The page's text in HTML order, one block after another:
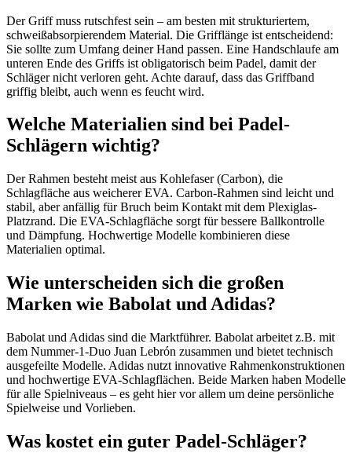
Der Griff muss rutschfest sein – am besten mit strukturiertem,
schweißabsorpierendem Material. Die Grifflänge ist entscheidend:
Sie sollte zum Umfang deiner Hand passen. Eine Handschlaufe am
unteren Ende des Griffs ist obligatorisch beim Padel, damit der
Schläger nicht verloren geht. Achte darauf, dass das Griffband
griffig bleibt, auch wenn es feucht wird.
Welche Materialien sind bei Padel-
Schlägern wichtig?
Der Rahmen besteht meist aus Kohlefaser (Carbon), die
Schlagfläche aus weicherer EVA. Carbon-Rahmen sind leicht und
stabil, aber anfällig für Bruch beim Kontakt mit dem Plexiglas-
Platzrand. Die EVA-Schlagfläche sorgt für bessere Ballkontrolle
und Dämpfung. Hochwertige Modelle kombinieren diese
Materialien optimal.
Wie unterscheiden sich die großen
Marken wie Babolat und Adidas?
Babolat und Adidas sind die Marktführer. Babolat arbeitet z.B. mit
dem Nummer-1-Duo Juan Lebrón zusammen und bietet technisch
ausgefeilte Modelle. Adidas nutzt innovative Rahmenkonstruktionen
und hochwertige EVA-Schlagflächen. Beide Marken haben Modelle
für alle Spielniveaus – es geht hier vor allem um deine persönliche
Spielweise und Vorlieben.
Was kostet ein guter Padel-Schläger?